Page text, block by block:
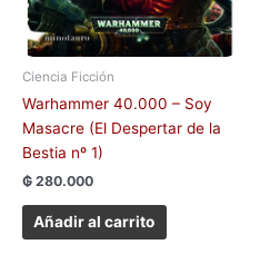
Ciencia Ficción
Warhammer 40.000 – Soy
Masacre (El Despertar de la
Bestia nº 1)
₲ 280.000
Añadir al carrito